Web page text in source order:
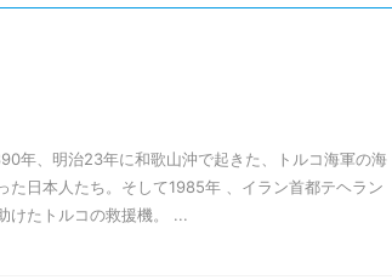
年、明治23年に和歌山沖で起きた、トルコ海軍の海
た日本人たち。そして1985年 、イラン首都テヘラン
けたトルコの救援機。 ...